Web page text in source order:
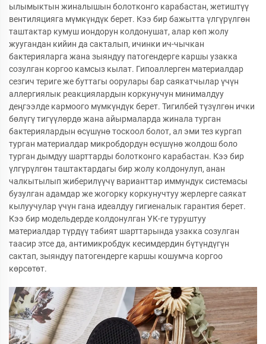
ылымыктын жиналышын болотконго карабастан, жетиштүү
вентиляцияга мүмкүндүк берет. Кээ бир бажытта үлгүрүлгөн
таштактар кумуш иондорун колдонушат, алар көп жолу
жуугандан кийин да сакталып, ичинки ич-чычкан
бактерияларга жана зыяндуу патогендерге каршы узакка
созулган коргоо камсыз кылат. Гипоаллерген материалдар
сезгич териге же буттагы оорулары бар саякатчылар үчүн
аллергиялык реакциялардын коркунучун минималдуу
деңгээлде кармоого мүмкүндүк берет. Тигилбей түзүлгөн ички
бөлүгү тигүүлөрдө жана айырмаларда жинала турган
бактериялардын өсүшүнө тоскоол болот, ал эми тез кургап
турган материалдар микробдордун өсүшүнө жолдош боло
турган дымдуу шарттарды болотконго карабастан. Кээ бир
үлгүрүлгөн таштактардагы бир жолу колдонулуп, анан
чалкытылып жиберилүүчү варианттар иммундук системасы
бузулган адамдар же жогорку коркунучтуу жерлерге саякат
кылуучулар үчүн гана идеалдуу гигиеналык гарантия берет.
Кээ бир модельдерде колдонулган УК-ге туруштуу
материалдар түрдүү табият шарттарында узакка созулган
таасир этсе да, антимикробдук кесимдердин бүтүндүгүн
сактап, зыяндуу патогендерге каршы кошумча коргоо
көрсөтөт.